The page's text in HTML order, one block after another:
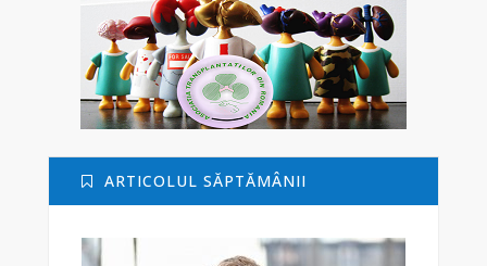
ARTICOLUL SĂPTĂMÂNII